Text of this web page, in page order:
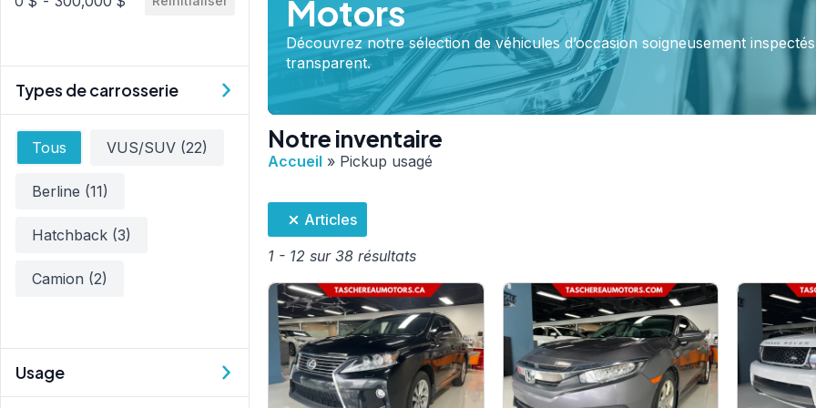
Types de carrosserie
Type
Tous VUS/SUV (22)
Berline (11)
Hatchback (3)
Camion (2)
Usage
Motors
Découvrez notre sélection de véhicules d’occasion soigneusement
transparent.
Notre inventaire
Accueil » Pickup usagé
Articles
1 - 12 sur 38 résultats